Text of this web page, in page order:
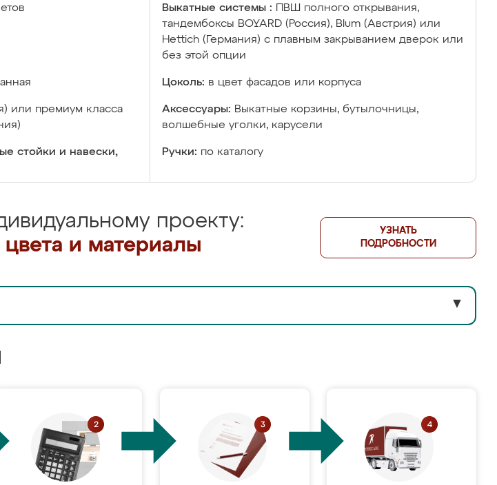
Выкатные системы :
ПВШ полного открывания,
тандембоксы BOYARD (Россия), Blum (Австрия) или
Hettich (Германия) с плавным закрыванием дверок или
без этой опции
Цоколь: в цвет фасадов или корпуса
или премиум класса
Аксессуары: Выкатные корзины, бутылочницы,
волшебные уголки, карусели
стойки и навески,
Ручки: по каталогу
проекту:
и материалы
УЗНАТЬ
ПОДРОБНОСТИ
▼